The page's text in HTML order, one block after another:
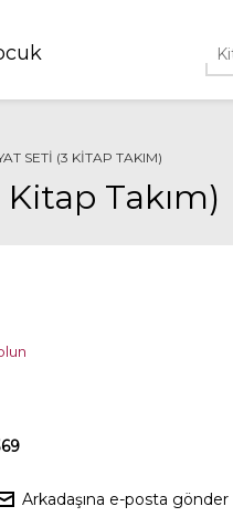
SETI (3 KITAP TAKIM)
Takım)
Arkadaşına e-posta gönder